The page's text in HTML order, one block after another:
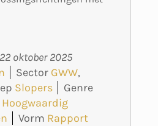
22 oktober 2025
Sector GWW,
Slopers
Genre
Hoogwaardig
Vorm Rapport